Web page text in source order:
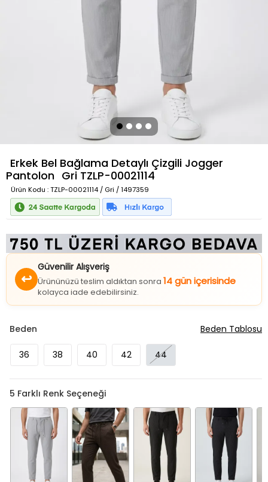
Erkek Bel Bağlama Detaylı Çizgili Jogger
Pantolon Gri TZLP-00021114
Ürün Kodu : TZLP-00021114 / Gri / 1497359
↩
Güvenilir Alışveriş
Ürününüzü teslim aldıktan sonra 14 gün içerisinde
kolayca iade edebilirsiniz.
Beden
36 38 40 42 44
Beden Tablosu
5 Farklı Renk Seçeneği